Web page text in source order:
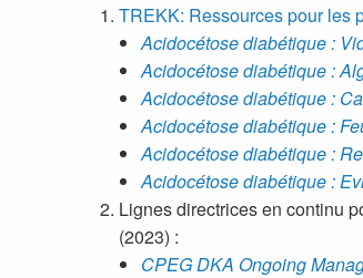
TREKK: Ressources pour les
Acidocétose diabétique :
Acidocétose diabétique :
Acidocétose diabétique :
Acidocétose diabétique :
Acidocétose diabétique :
Acidocétose diabétique :
Lignes directrices en continu
(2023) :
CPEG DKA Ongoing